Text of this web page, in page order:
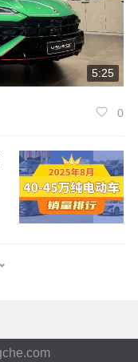
项优化，风阻系
6款轮毂，问界
雅丹金黑配色、
标识，尽显旗舰
5:25
0